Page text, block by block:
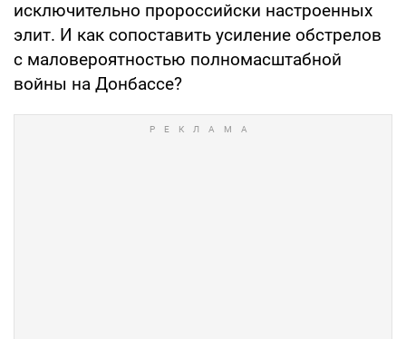
исключительно пророссийски настроенных
элит. И как сопоставить усиление обстрелов
с маловероятностью полномасштабной
войны на Донбассе?